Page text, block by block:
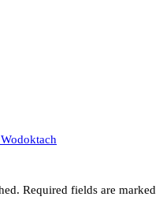
Required fields are marked